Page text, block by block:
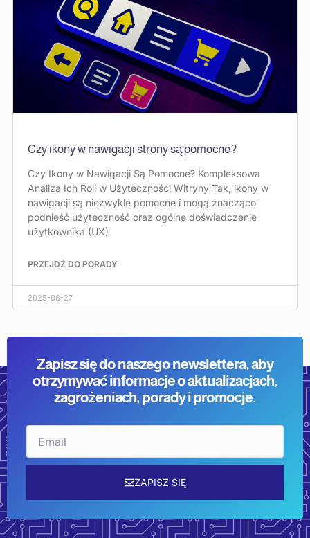
Czy ikony w nawigacji strony są pomocne?
Czy Ikony w Nawigacji Są Pomocne? Kompleksowa
Analiza Ich Roli w Użyteczności Witryny Tak, ikony w
nawigacji są niezwykle pomocne i mogą znacząco
podnieść użyteczność oraz ogólne doświadczenie
użytkownika (UX)
PRZEJDŹ DO PORADY
2025-06-27
Zapisz się do naszego newslettera, aby
otrzymywać informacje o aktualizacjach,
zagrożeniach, porady i promocje.
ZAPISZ SIĘ